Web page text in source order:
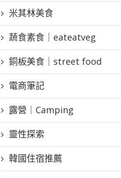
米其林美食
蔬食素食｜eateatveg
銅板美食｜street food
電商筆記
露營｜Camping
靈性探索
韓國住宿推薦